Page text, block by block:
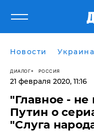
Новости Украина
ДИАЛОГ РОССИЯ
21 февраля 2020, 11:16
"Главное - не
Путин о
"Слуга